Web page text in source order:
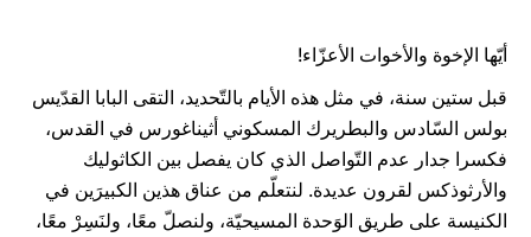
أيّها الإخوة والأخوات الأعزّاء!
قبل ستين سنة، في مثل هذه الأيام بالتّحديد، التقى البابا القدّيس
بولس السّادس والبطريرك المسكوني أثيناغورس في القدس،
فكسرا جدار عدم التّواصل الذي كان يفصل بين الكاثوليك
والأرثوذكس لقرون عديدة. لنتعلّم من عناق هذين الكبيرَين في
الكنيسة على طريق الوَحدة المسيحيّة، ولنصلّ معًا، ولنَسِرْ معًا،